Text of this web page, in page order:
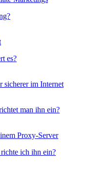
es?
man ihn ein?
ich ihn ein?